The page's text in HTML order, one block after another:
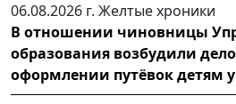
06.08.2026 г. Желтые хроники
В отношении чиновницы
образования возбудили
оформлении путёвок детям